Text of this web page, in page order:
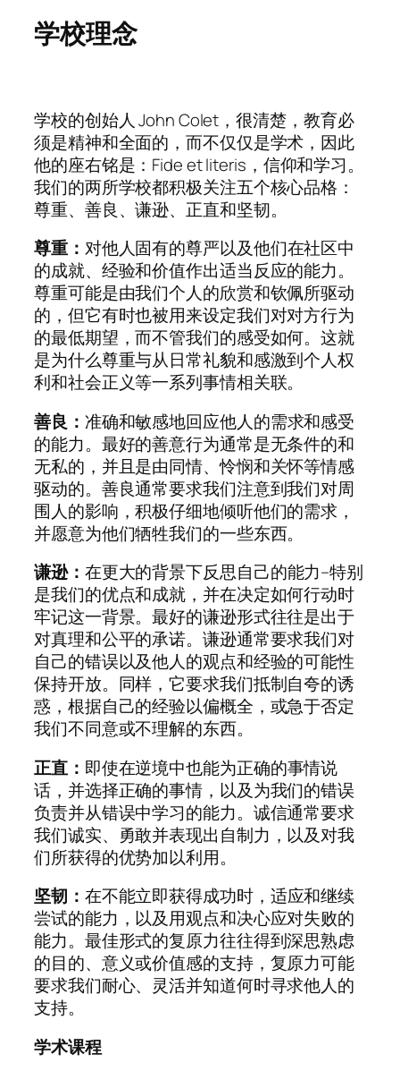
学校理念
学校的创始人 John Colet，很清楚，教育必
须是精神和全面的，而不仅仅是学术，因此
他的座右铭是：Fide et literis，信仰和学习。
我们的两所学校都积极关注五个核心品格：
尊重、善良、谦逊、正直和坚韧。
尊重： 对他人固有的尊严以及他们在社区中
的成就、经验和价值作出适当反应的能力。
尊重可能是由我们个人的欣赏和钦佩所驱动
的，但它有时也被用来设定我们对对方行为
的最低期望，而不管我们的感受如何。这就
是为什么尊重与从日常礼貌和感激到个人权
利和社会正义等一系列事情相关联。
善良： 准确和敏感地回应他人的需求和感受
的能力。最好的善意行为通常是无条件的和
无私的，并且是由同情、怜悯和关怀等情感
驱动的。善良通常要求我们注意到我们对周
围人的影响，积极仔细地倾听他们的需求，
并愿意为他们牺牲我们的一些东西。
谦逊： 在更大的背景下反思自己的能力–特别
是我们的优点和成就，并在决定如何行动时
牢记这一背景。最好的谦逊形式往往是出于
对真理和公平的承诺。谦逊通常要求我们对
自己的错误以及他人的观点和经验的可能性
保持开放。同样，它要求我们抵制自夸的诱
惑，根据自己的经验以偏概全，或急于否定
我们不同意或不理解的东西。
正直： 即使在逆境中也能为正确的事情说
话，并选择正确的事情，以及为我们的错误
负责并从错误中学习的能力。诚信通常要求
我们诚实、勇敢并表现出自制力，以及对我
们所获得的优势加以利用。
坚韧： 在不能立即获得成功时，适应和继续
尝试的能力，以及用观点和决心应对失败的
能力。最佳形式的复原力往往得到深思熟虑
的目的、意义或价值感的支持，复原力可能
要求我们耐心、灵活并知道何时寻求他人的
支持。
学术课程